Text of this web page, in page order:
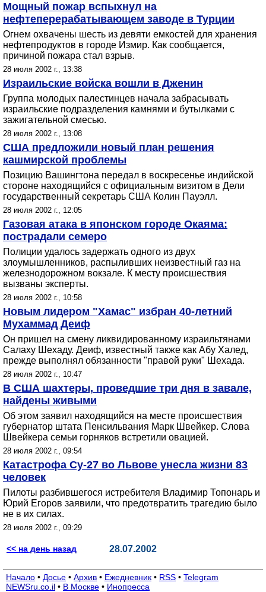
Мощный пожар вспыхнул на
нефтеперерабатывающем заводе в Турции
Огнем охвачены шесть из девяти емкостей для хранения
нефтепродуктов в городе Измир. Как сообщается,
причиной пожара стал взрыв.
28 июля 2002 г., 13:38
Израильские войска вошли в Дженин
Группа молодых палестинцев начала забрасывать
израильские подразделения камнями и бутылками с
зажигательной смесью.
28 июля 2002 г., 13:08
США предложили новый план решения
кашмирской проблемы
Позицию Вашингтона передал в воскресенье индийской
стороне находящийся с официальным визитом в Дели
государственный секретарь США Колин Пауэлл.
28 июля 2002 г., 12:05
Газовая атака в японском городе Окаяма:
пострадали семеро
Полиции удалось задержать одного из двух
злоумышленников, распыливших неизвестный газ на
железнодорожном вокзале. К месту происшествия
вызваны эксперты.
28 июля 2002 г., 10:58
Новым лидером "Хамас" избран 40-летний
Мухаммад Деиф
Он пришел на смену ликвидированному израильтянами
Салаху Шехаду. Деиф, известный также как Абу Халед,
прежде выполнял обязанности "правой руки" Шехада.
28 июля 2002 г., 10:47
В США шахтеры, проведшие три дня в завале,
найдены живыми
Об этом заявил находящийся на месте происшествия
губернатор штата Пенсильвания Марк Швейкер. Слова
Швейкера семьи горняков встретили овацией.
28 июля 2002 г., 09:54
Катастрофа Су-27 во Львове унесла жизни 83
человек
Пилоты разбившегося истребителя Владимир Топонарь и
Юрий Егоров заявили, что предотвратить трагедию было
не в их силах.
28 июля 2002 г., 09:29
<< на день назад 28.07.2002
Начало • Досье • Архив • Ежедневник • RSS • Telegram
NEWSru.co.il • В Москве • Инопресса